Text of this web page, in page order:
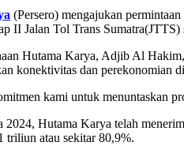
(Persero) mengajukan
II Jalan Tol Trans
Hutama Karya, Adjib Al
konektivitas dan perekonomian
kami untuk menuntaskan
2024, Hutama Karya telah
triliun atau sekitar 80,9%.